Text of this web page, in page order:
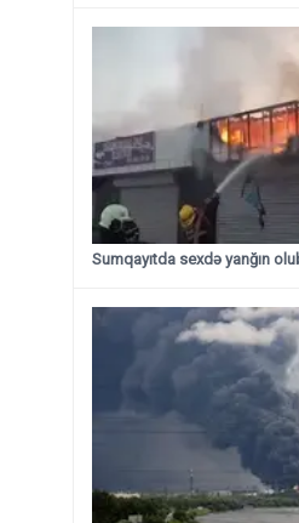
Sumqayıtda sexdə yanğın